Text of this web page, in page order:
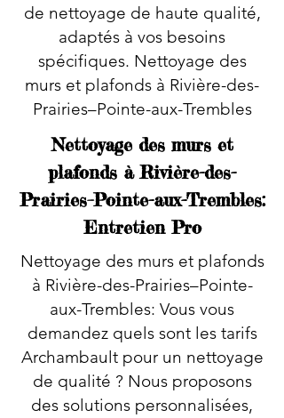
de nettoyage de haute qualité,
adaptés à vos besoins
spécifiques. Nettoyage des
murs et plafonds à Rivière-des-
Prairies–Pointe-aux-Trembles
Nettoyage des murs et
plafonds à Rivière-des-
Prairies–Pointe-aux-Trembles:
Entretien Pro
Nettoyage des murs et plafonds
à Rivière-des-Prairies–Pointe-
aux-Trembles: Vous vous
demandez quels sont les tarifs
Archambault pour un nettoyage
de qualité ? Nous proposons
des solutions personnalisées,